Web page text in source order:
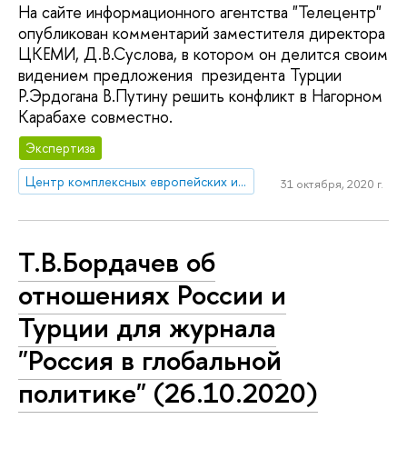
На сайте информационного агентства "Телецентр"
опубликован комментарий заместителя директора
ЦКЕМИ, Д.В.Суслова, в котором он делится своим
видением предложения президента Турции
Р.Эрдогана В.Путину решить конфликт в Нагорном
Карабахе совместно.
Экспертиза
Центр комплексных европейских и международных исследований (ЦКЕМИ)
31 октября, 2020 г.
Т.В.Бордачев об
отношениях России и
Турции для журнала
"Россия в глобальной
политике" (26.10.2020)